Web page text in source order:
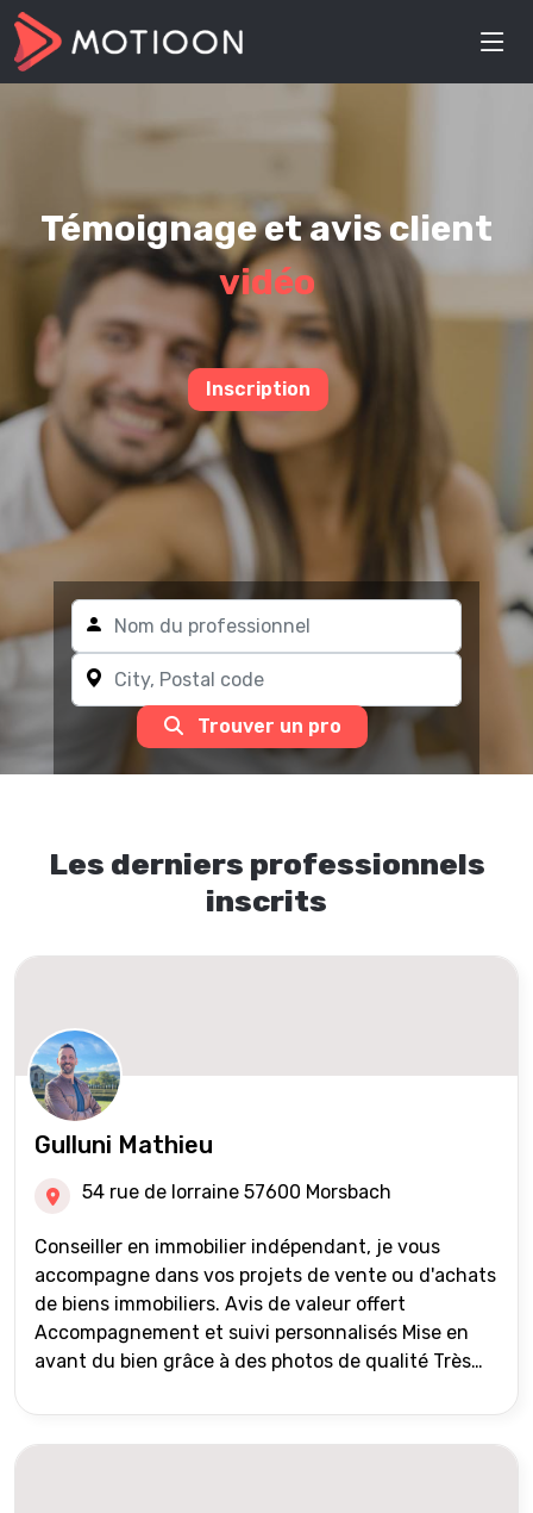
Témoignage et avis client
vidéo
Inscription
Trouver un pro
Les derniers professionnels
inscrits
Gulluni Mathieu
54 rue de lorraine 57600 Morsbach
Conseiller en immobilier indépendant, je vous
accompagne dans vos projets de vente ou d'achats
de biens immobiliers. Avis de valeur offert
Accompagnement et suivi personnalisés Mise en
avant du bien grâce à des photos de qualité Très
international) Validation du financement des
acquéreurs auprès de partenaires financiers